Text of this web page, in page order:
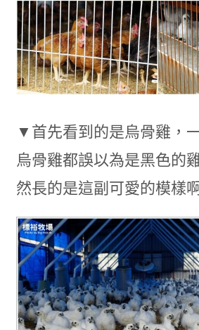
▼首先看到的是烏骨雞，
烏骨雞都誤以為是黑色的
然長的是這副可愛的模樣